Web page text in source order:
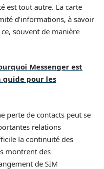
est tout autre. La carte
d’informations, à savoir
souvent de manière
Messenger est
pour les
perte de contacts peut se
relations
la continuité des
montrent des
de SIM